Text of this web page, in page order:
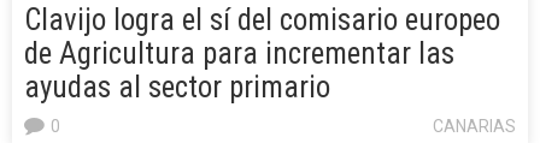
Clavijo logra el sí del comisario europeo
de Agricultura para incrementar las
ayudas al sector primario
CANARIAS
0